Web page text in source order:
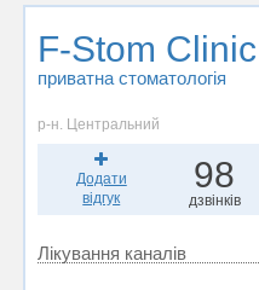
F-Stom Сlinic
приватна стоматологія
р-н. Центральний
Додати
відгук
98
дзвінків
Лікування каналів